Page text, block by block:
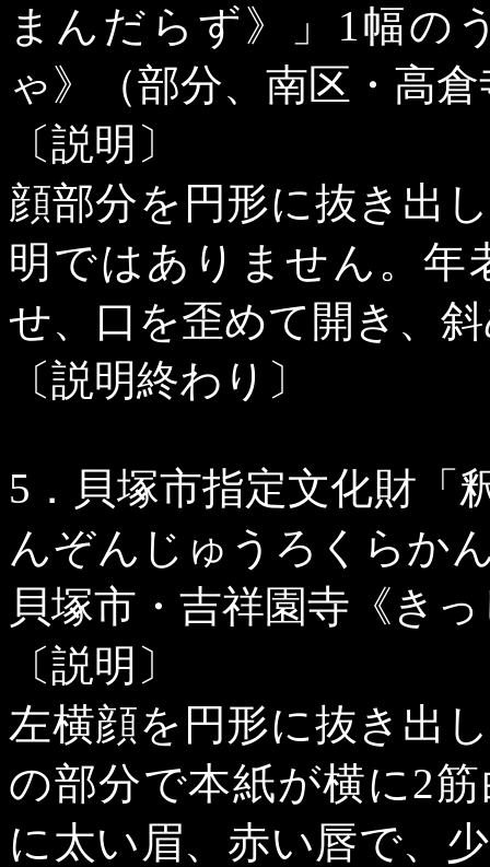
まんだらず》」 1幅の
ゃ》（部分、南区・高
〔説明〕
顔部分を円形に抜き出
明ではありません。年
せ、口を歪めて開き、
〔説明終わり〕
5 ．貝塚市指定文化財
んぞんじゅうろくらか
貝塚市・吉祥園寺《き
〔説明〕
左横顔を円形に抜き出
の部分で本紙が横に2
に太い眉、赤い唇で、